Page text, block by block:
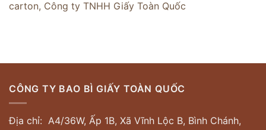
CÔNG TY BAO BÌ GIẤY TOÀN QUỐC
Địa chỉ: A4/36W, Ấp 1B, Xã Vĩnh Lộc B, Bình Chánh,